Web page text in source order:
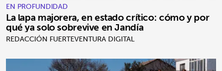
EN PROFUNDIDAD
La lapa majorera, en estado crítico: cómo y por
qué ya solo sobrevive en Jandía
REDACCIÓN FUERTEVENTURA DIGITAL